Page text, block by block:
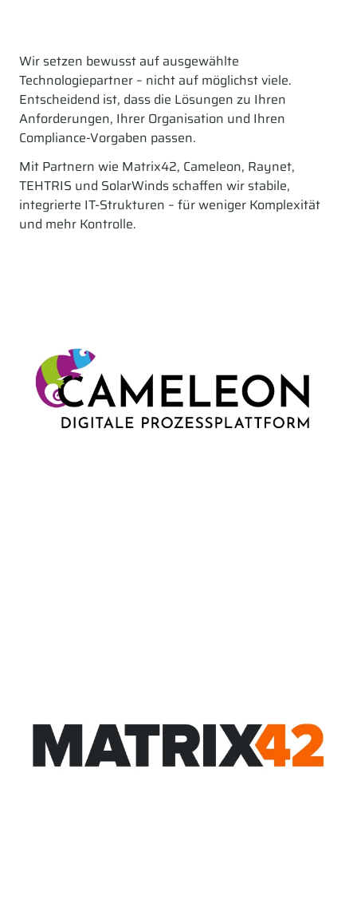
Wir setzen bewusst auf ausgewählte
Technologiepartner – nicht auf möglichst viele.
Entscheidend ist, dass die Lösungen zu Ihren
Anforderungen, Ihrer Organisation und Ihren
Compliance-Vorgaben passen.
Mit Partnern wie Matrix42, Cameleon, Raynet,
TEHTRIS und SolarWinds schaffen wir stabile,
integrierte IT-Strukturen – für weniger Komplexität
und mehr Kontrolle.